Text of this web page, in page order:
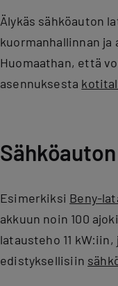
Älykäs sähköauton
kuormanhallinnan
Huomaathan, että
asennuksesta
Esimerkiksi Beny-
akkuun noin 100
latausteho 11
edistyksellisiin